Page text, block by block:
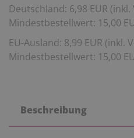
Deutschland: 6,98 EUR
Mindestbestellwert: 15,00
EU-Ausland: 8,99 EUR (inkl.
Mindestbestellwert: 15,00
Beschreibung